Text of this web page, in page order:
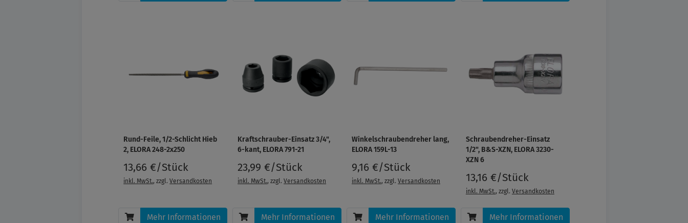
Rund-Feile, 1/2-Schlicht Hieb
2, ELORA 248-2x250
13,66 €/Stück
inkl. MwSt., zzgl.Versandkosten
Mehr Informationen
Kraftschrauber-Einsatz 3/4",
6-kant, ELORA 791-21
23,99 €/Stück
inkl. MwSt., zzgl.Versandkosten
Mehr Informationen
Winkelschraubendreher lang,
ELORA 159L-13
9,16 €/Stück
inkl. MwSt., zzgl. Versandkosten
Mehr Informationen
Schraubendreher-Einsatz
1/2", B&S-XZN, ELORA 3230-
XZN 6
13,16 €/Stück
inkl. MwSt., zzgl. Versandkosten
Mehr Informationen